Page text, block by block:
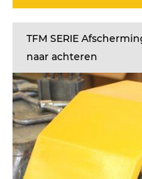
TFM SERIE
naar achteren